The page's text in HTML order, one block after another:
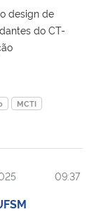
design de
do CT-
MCTI
09:37